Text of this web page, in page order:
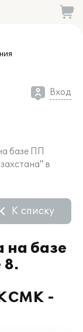
Вход
базе ПП
в
на базе
8.
-
К списку